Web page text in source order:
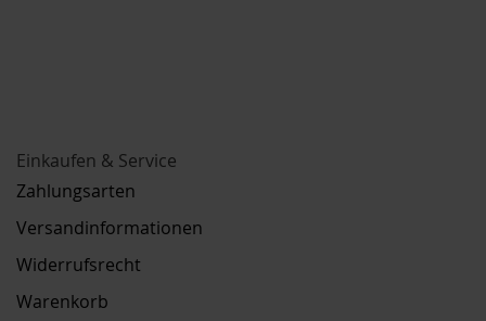
Einkaufen & Service
Zahlungsarten
Versandinformationen
Widerrufsrecht
Warenkorb